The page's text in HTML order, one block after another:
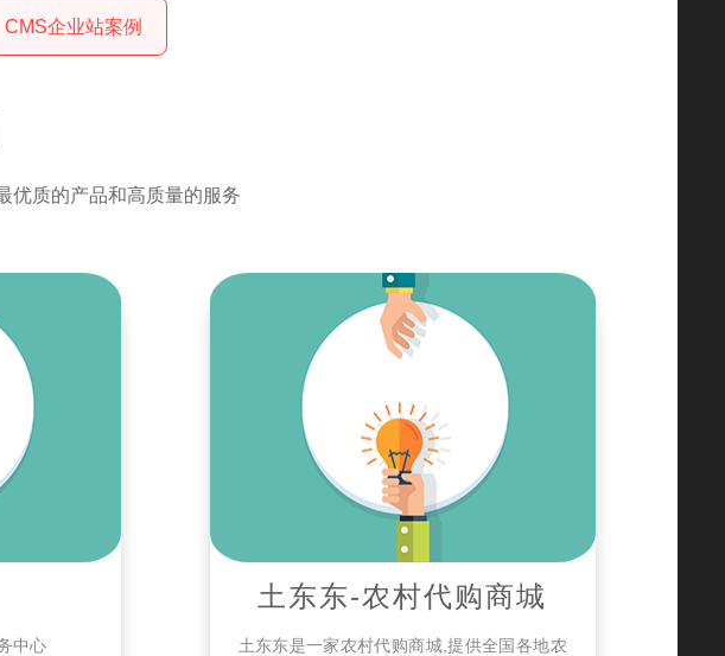
CMS企业站案例
优质的产品和高质量的服务
中心
土东东-农村代购商城
土东东是一家农村代购商城,提供全国各地农